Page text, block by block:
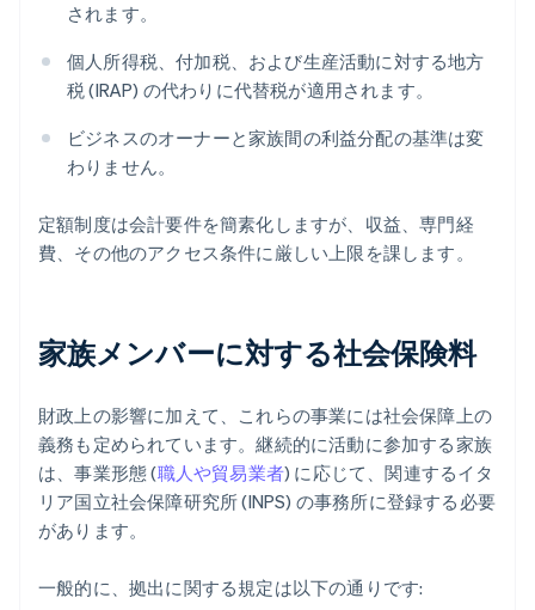
されます。
個人所得税、付加税、および生産活動に対する地方
税 (IRAP) の代わりに代替税が適用されます。
ビジネスのオーナーと家族間の利益分配の基準は変
わりません。
定額制度は会計要件を簡素化しますが、収益、専門経
費、その他のアクセス条件に厳しい上限を課します。
家族メンバーに対する社会保険料
財政上の影響に加えて、これらの事業には社会保障上の
義務も定められています。継続的に活動に参加する家族
は、事業形態 (職人や貿易業者) に応じて、関連するイタ
リア国立社会保障研究所 (INPS) の事務所に登録する必要
があります。
一般的に、拠出に関する規定は以下の通りです: